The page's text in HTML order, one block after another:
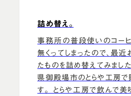
詰め替え。
事務所の普段使いのコー
無くってしまったので、最
たものを詰め替えてみまし
県御殿場市のとらや工房で
す。 とらや工房で飲んで美